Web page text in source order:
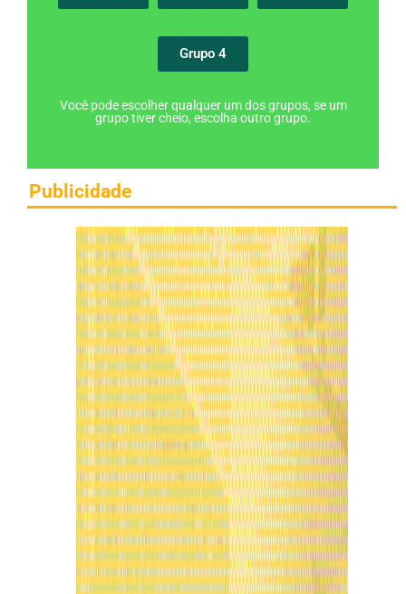
Grupo 4
Você pode escolher qualquer um dos grupos, se um
grupo tiver cheio, escolha outro grupo.
Publicidade